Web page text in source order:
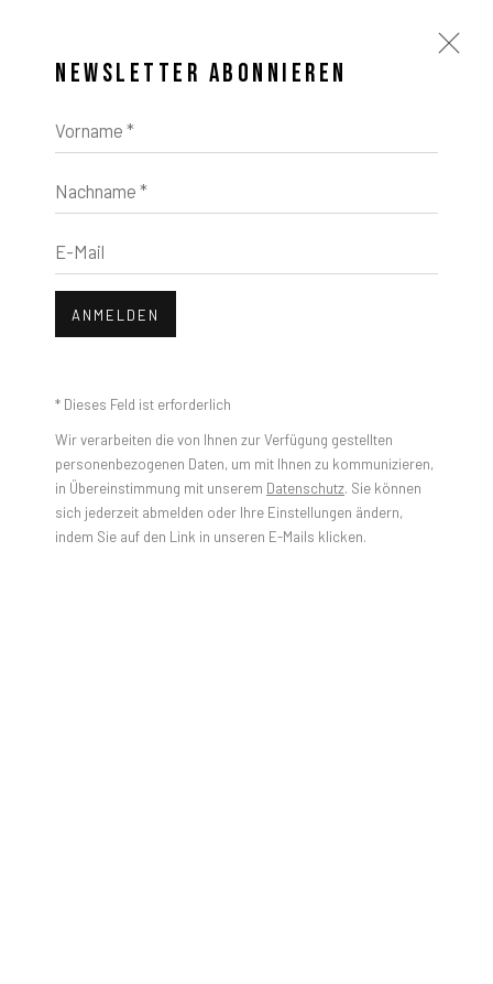
NEWSLETTER ABONNIEREN
Vorname *
Nachname *
E-Mail
ANMELDEN
* Dieses Feld ist erforderlich
Wir verarbeiten die von Ihnen zur Verfügung gestellten
personenbezogenen Daten, um mit Ihnen zu kommunizieren,
in Übereinstimmung mit unserem Datenschutz. Sie können
sich jederzeit abmelden oder Ihre Einstellungen ändern,
indem Sie auf den Link in unseren E-Mails klicken.